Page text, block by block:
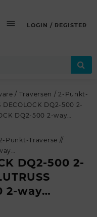
LOGIN / REGISTER
/ Traversen /2-Punkt-
DECOLOCK DQ2-500 2-
DQ2-500 2-way…
DQ2-500 2-
2-way…